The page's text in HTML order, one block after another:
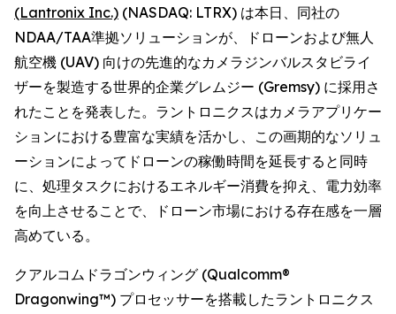
(Lantronix Inc.) (NASDAQ: LTRX) は本日、同社の
NDAA/TAA準拠ソリューションが、ドローンおよび無人
航空機 (UAV) 向けの先進的なカメラジンバルスタビライ
ザーを製造する世界的企業グレムジー (Gremsy) に採用さ
れたことを発表した。ラントロニクスはカメラアプリケー
ションにおける豊富な実績を活かし、この画期的なソリュ
ーションによってドローンの稼働時間を延長すると同時
に、処理タスクにおけるエネルギー消費を抑え、電力効率
を向上させることで、ドローン市場における存在感を一層
高めている。
クアルコムドラゴンウィング (Qualcomm®
Dragonwing™) プロセッサーを搭載したラントロニクス